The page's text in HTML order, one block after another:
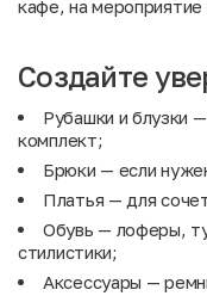
кафе, на мероприятие
Создайте
Рубашки и блузки —
комплект;
Брюки — если
Платья — для
Обувь — лоферы,
стилистики;
Аксессуары —